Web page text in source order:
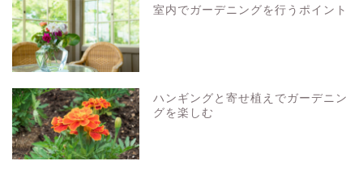
室内でガーデニングを行うポイント
ハンギングと寄せ植えでガーデニン
グを楽しむ